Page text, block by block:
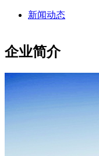
新闻动态
企业简介